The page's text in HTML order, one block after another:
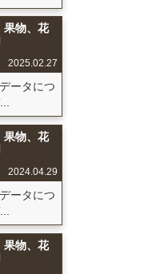
果物、花
2025.02.27
ータにつ
果物、花
2024.04.29
ータにつ
果物、花